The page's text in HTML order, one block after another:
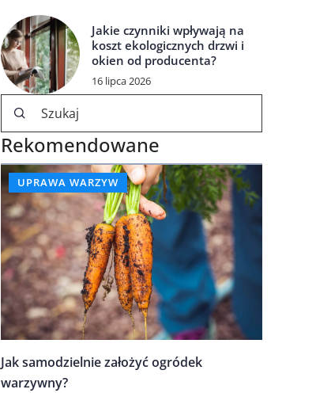
Jakie czynniki wpływają na
koszt ekologicznych drzwi i
okien od producenta?
16 lipca 2026
Rekomendowane
UPRAWA WARZYW
Jak samodzielnie założyć ogródek
warzywny?